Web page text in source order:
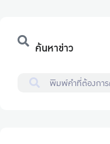
ค้นหาข่าว